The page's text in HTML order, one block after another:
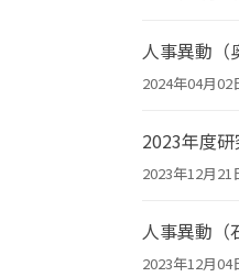
人事異動（
2024年04月02
2023年度研
2023年12月21
人事異動（
2023年12月04